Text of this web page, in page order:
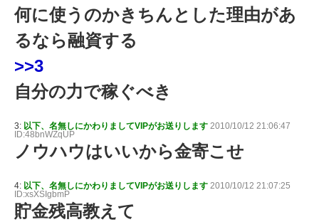
何に使うのかきちんとした理由があ
るなら融資する
>>3
自分の力で稼ぐべき
3: 以下、名無しにかわりましてVIPがお送りします 2010/10/12 21:06:47
ID:48bnWZqUP
ノウハウはいいから金寄こせ
4: 以下、名無しにかわりましてVIPがお送りします 2010/10/12 21:07:25
ID:xsXSIgbmP
貯金残高教えて